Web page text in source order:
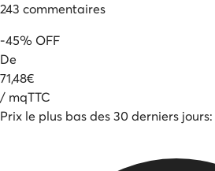
243 commentaires
-45% OFF
De
71,48€
/ mqTTC
Prix le plus bas des 30 derniers jours: